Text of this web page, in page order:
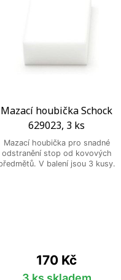
Mazací houbička Schock
629023, 3 ks
Mazací houbička pro snadné
odstranění stop od kovových
V balení jsou 3 kusy.
Cena
170 Kč